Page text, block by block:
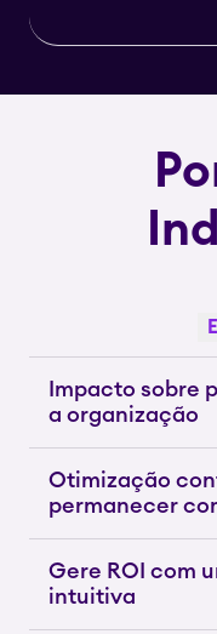
Impacto sobre
a organização
Otimização
permanecer
Gere ROI com
intuitiva